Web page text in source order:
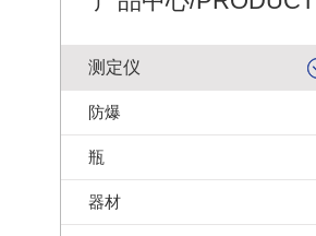
测定仪
防爆
瓶
器材